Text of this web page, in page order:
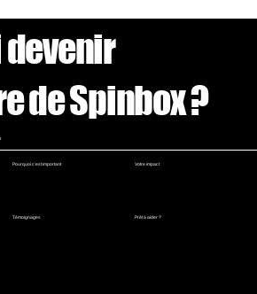
devenir
de Spinbox ?
Pourquoi c'est important Votre impact
Témoignages Prêt à aider ?